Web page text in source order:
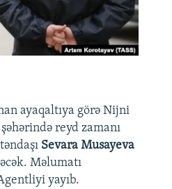
ayaqaltıya görə Nijni
reyd zamanı
Sevara Musayeva
Məlumatı
yayıb.